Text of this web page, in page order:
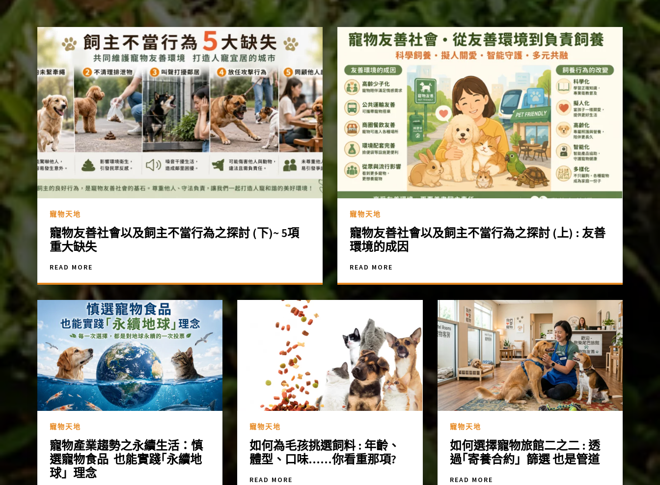
寵物天地
寵物友善社會以及飼主不當行為之探討 (下)~ 5項
重大缺失
READ MORE
寵物天地
寵物友善社會以及飼主不當行為之探討 (上) : 友善
環境的成因
READ MORE
寵物天地
寵物產業趨勢之永續生活：慎
選寵物食品 也能實踐｢永續地
球」理念
寵物天地
如何為毛孩挑選飼料 : 年齡、
體型、口味……你看重那項?
READ MORE
寵物天地
如何選擇寵物旅館二之二 : 透
過｢寄養合約」篩選 也是管道
READ MORE